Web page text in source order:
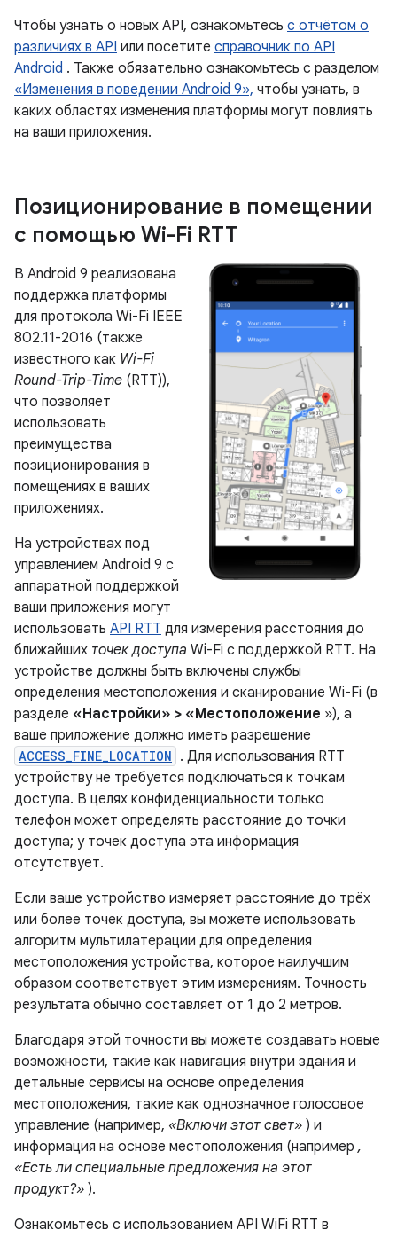
Чтобы узнать о новых API, ознакомьтесь с отчётом о
различиях в API или посетите справочник по API
Android . Также обязательно ознакомьтесь с разделом
«Изменения в поведении Android 9», чтобы узнать, в
каких областях изменения платформы могут повлиять
на ваши приложения.
Позиционирование в помещении
с помощью Wi-Fi RTT
В Android 9 реализована
поддержка платформы
для протокола Wi-Fi IEEE
802.11-2016 (также
известного как Wi-Fi
Round-Trip-Time (RTT)),
что позволяет
использовать
преимущества
позиционирования в
помещениях в ваших
приложениях.
На устройствах под
управлением Android 9 с
аппаратной поддержкой
ваши приложения могут
использовать API RTT для измерения расстояния до
ближайших точек доступа Wi-Fi с поддержкой RTT. На
устройстве должны быть включены службы
определения местоположения и сканирование Wi-Fi (в
разделе «Настройки» > «Местоположение »), а
ваше приложение должно иметь разрешение
ACCESS_FINE_LOCATION . Для использования RTT
устройству не требуется подключаться к точкам
доступа. В целях конфиденциальности только
телефон может определять расстояние до точки
доступа; у точек доступа эта информация
отсутствует.
Если ваше устройство измеряет расстояние до трёх
или более точек доступа, вы можете использовать
алгоритм мультилатерации для определения
местоположения устройства, которое наилучшим
образом соответствует этим измерениям. Точность
результата обычно составляет от 1 до 2 метров.
Благодаря этой точности вы можете создавать новые
возможности, такие как навигация внутри здания и
детальные сервисы на основе определения
местоположения, такие как однозначное голосовое
управление (например, «Включи этот свет» ) и
информация на основе местоположения (например,
«Есть ли специальные предложения на этот
продукт?» ).
Ознакомьтесь с использованием API WiFi RTT в